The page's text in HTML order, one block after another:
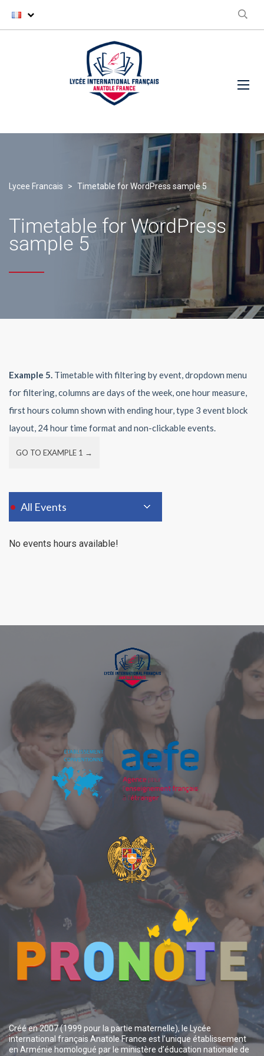
Lycee Francais > Timetable for WordPress sample 5
Timetable for WordPress
sample 5
Example 5. Timetable with filtering by event, dropdown menu
for filtering, columns are days of the week, one hour measure,
first hours column shown with ending hour, type 3 event block
layout, 24 hour time format and non-clickable events.
GO TO EXAMPLE 1 →
All Events
No events hours available!
Créé en 2007 (1999 pour la partie maternelle), le Lycée
international français Anatole France est l’unique établissement
en Arménie homologué par le ministère d’éducation nationale de